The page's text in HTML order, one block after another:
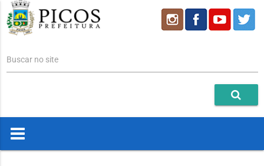
Buscar no site